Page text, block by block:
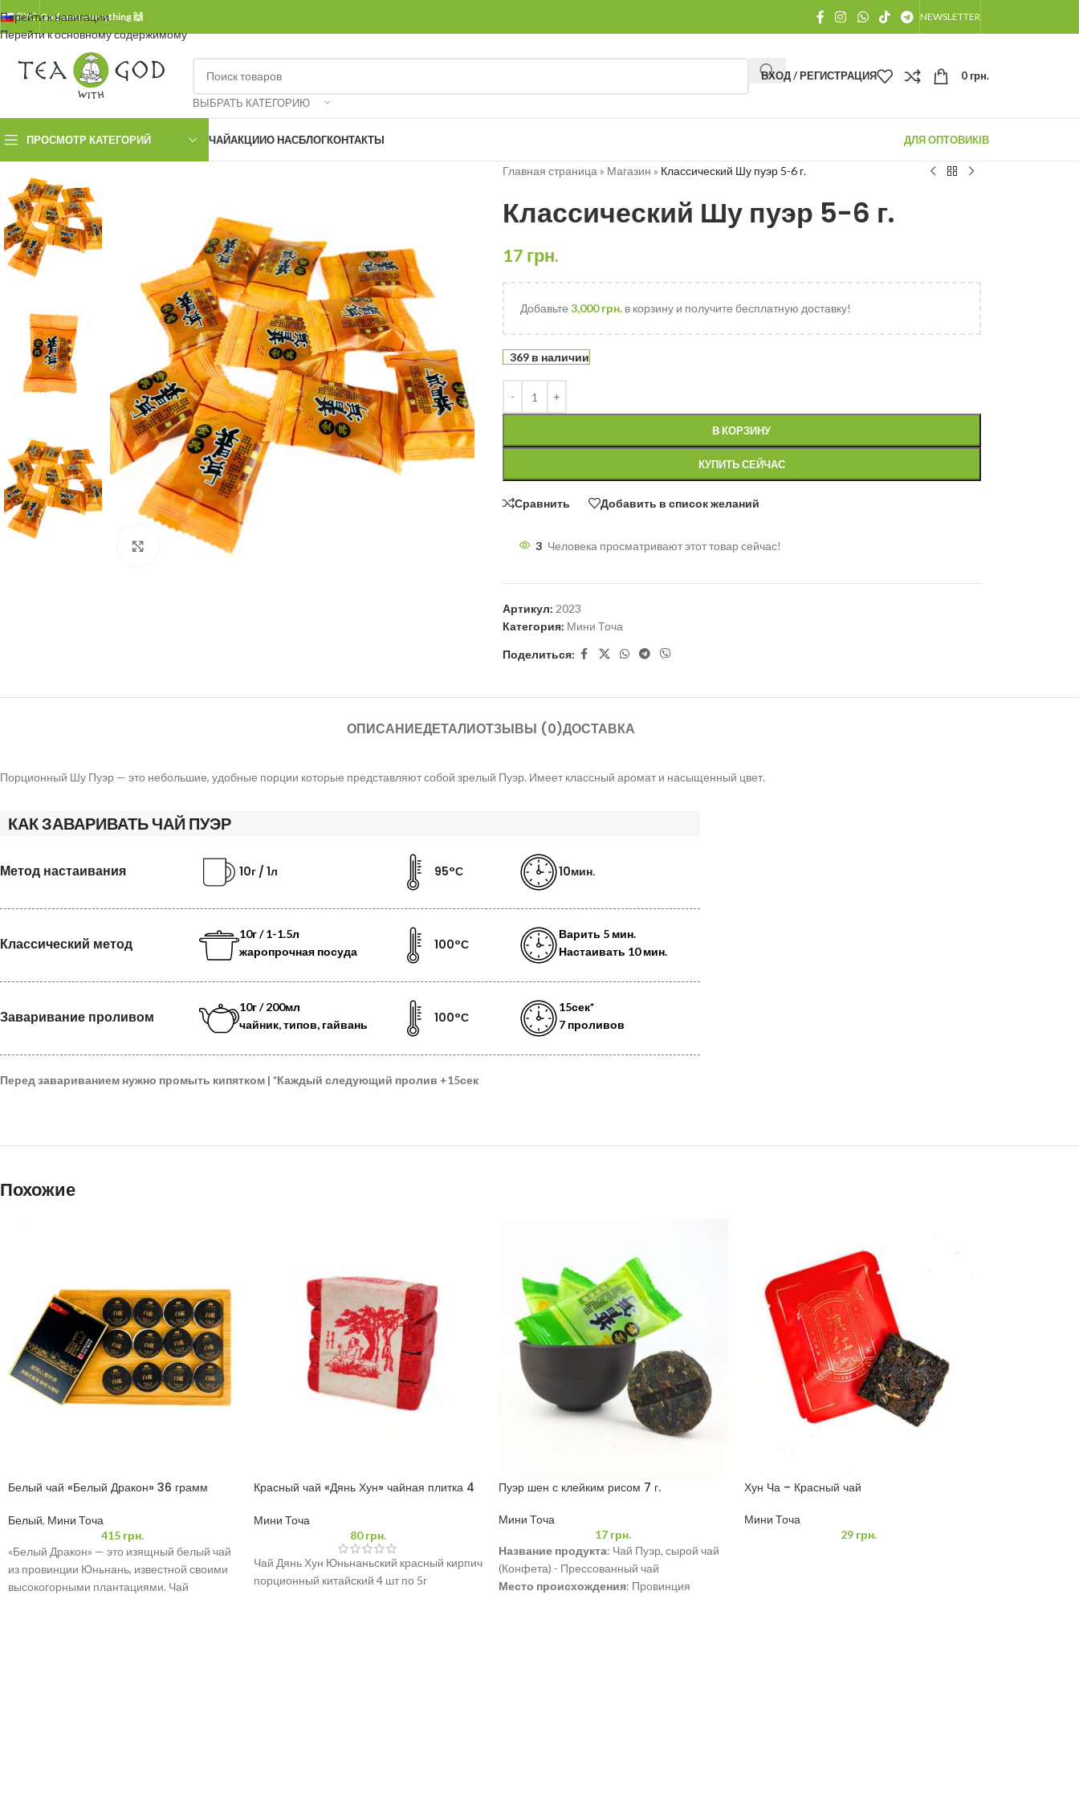
Перейти к навигации
Перейти к основному содержимому
РУС.God sees everything 🙌 NEWSLETTER
ВЫБРАТЬ КАТЕГОРИЮ
ВХОД / РЕГИСТРАЦИЯ 0 грн.
ПРОСМОТР КАТЕГОРИЙ ЧАЙАКЦИИО НАСБЛОГКОНТАКТЫ ДЛЯ ОПТОВИКІВ
Нажмите, чтобы увеличить
Главная страница » Магазин » Классический Шу пуэр 5-6 г.
Классический Шу пуэр 5-6 г.
17 грн.
Добавьте 3,000грн.в корзину и получите бесплатную доставку!
369 в наличии
В КОРЗИНУ
КУПИТЬ СЕЙЧАС
Сравнить Добавить в список желаний
3 Человека просматривают этот товар сейчас!
Артикул: 2023
Категория: Мини Точа
Поделиться:
ОПИСАНИЕДЕТАЛИОТЗЫВЫ (0)ДОСТАВКА
Порционный Шу Пуэр — это небольшие, удобные порции которые представляют собой зрелый Пуэр. Имеет классный аромат и насыщенный цвет.
КАК ЗАВАРИВАТЬ ЧАЙ ПУЭР
Метод настаивания 10г / 1л 95°С 10мин.
Классический метод
10г / 1-1.5л
жаропрочная посуда
100°С
Варить 5 мин.
Настаивать 10 мин.
Заваривание проливом
10г / 200мл
чайник, типов, гайвань
100°С
15сек*
7 проливов
Перед завариванием нужно промыть кипятком | *Каждый следующий пролив +15сек
Похожие
Белый чай «Белый Дракон» 36 грамм
Белый, Мини Точа
415 грн.
«Белый Дракон» — это изящный белый чай
из провинции Юньнань, известной своими
высокогорными плантациями. Чай
Красный чай «Дянь Хун» чайная плитка 4
Мини Точа
80грн.
Чай Дянь Хун Юньнаньский красный кирпич
порционный китайский 4 шт по 5г
Пуэр шен с клейким рисом 7 г.
Мини Точа
17 грн.
Название продукта: Чай Пуэр, сырой чай
(Конфета) - Прессованный чай
Место происхождения: Провинция
Хун Ча – Красный чай
Мини Точа
29грн.